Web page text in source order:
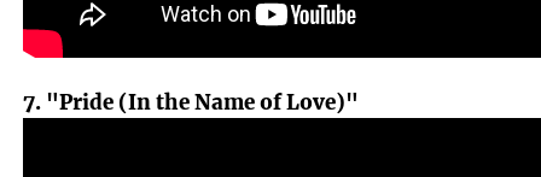
7. "Pride (In the Name of Love)"